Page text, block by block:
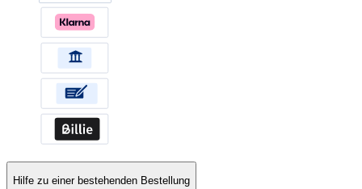
Hilfe zu einer bestehenden Bestellung